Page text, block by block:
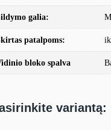
galia:
patalpoms:
bloko spalva
variantą: